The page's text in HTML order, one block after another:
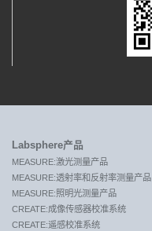
Labsphere产品
MEASURE:激光测量产品
MEASURE:透射率和反射率测量产品
MEASURE:照明光测量产品
CREATE:成像传感器校准系统
CREATE:遥感校准系统